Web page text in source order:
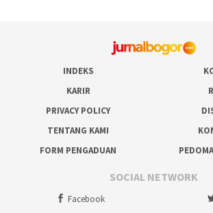
INDEKS
KARIR
PRIVACY POLICY
TENTANG KAMI
FORM PENGADUAN
SOCIAL NETWORK
Facebook